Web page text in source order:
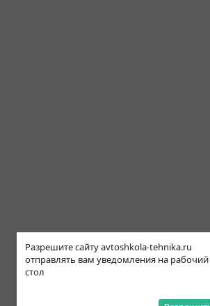
Разрешите сайту avtoshkola-tehnika.ru
отправлять вам уведомления на рабочий
стол